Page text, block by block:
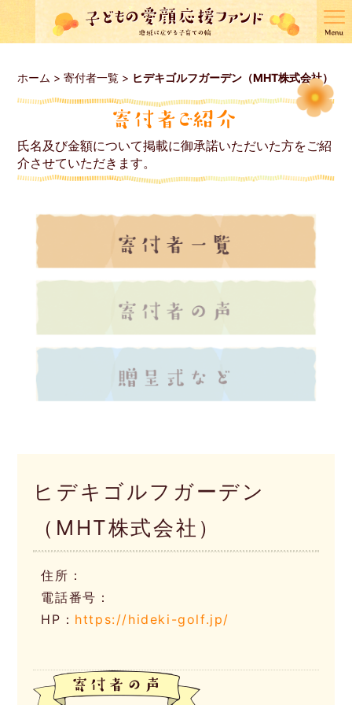
ホーム >寄付者一覧 > ヒデキゴルフガーデン（MHT株式会社）
氏名及び金額について掲載に御承諾いただいた方をご紹
介させていただきます。
ヒデキゴルフガーデン
（MHT株式会社）
住所：
電話番号：
HP： https://hideki-golf.jp/